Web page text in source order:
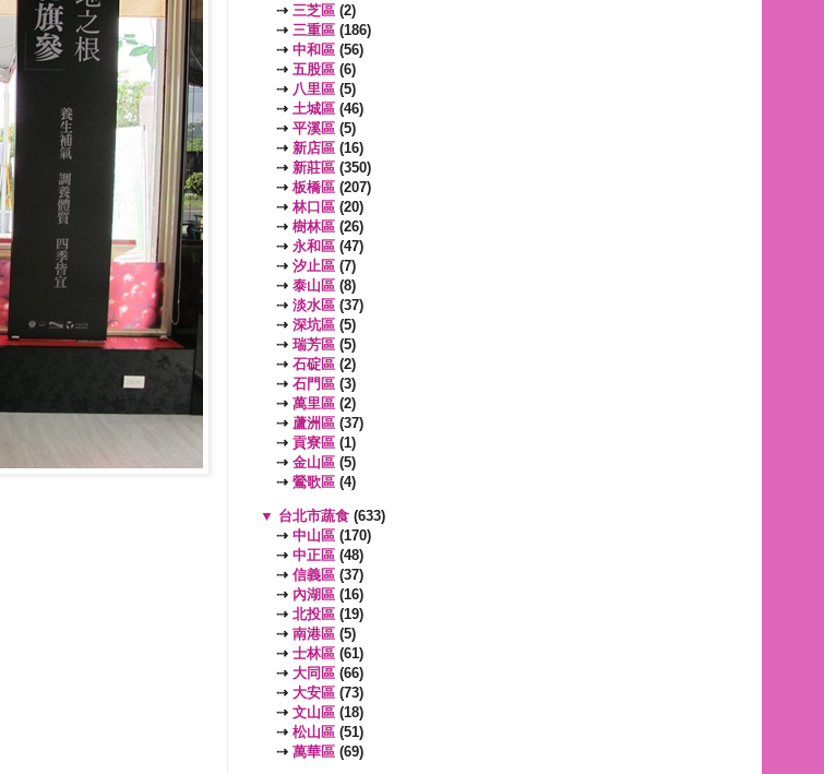
⇢ 三芝區 (2)
⇢ 三重區 (186)
⇢ 中和區 (56)
⇢ 五股區 (6)
⇢ 八里區 (5)
⇢ 土城區 (46)
⇢ 平溪區 (5)
⇢ 新店區 (16)
⇢ 新莊區 (350)
⇢ 板橋區 (207)
⇢ 林口區 (20)
⇢ 樹林區 (26)
⇢ 永和區 (47)
⇢ 汐止區 (7)
⇢ 泰山區 (8)
⇢ 淡水區 (37)
⇢ 深坑區 (5)
⇢ 瑞芳區 (5)
⇢ 石碇區 (2)
⇢ 石門區 (3)
⇢ 萬里區 (2)
⇢ 蘆洲區 (37)
⇢ 貢寮區 (1)
⇢ 金山區 (5)
⇢ 鶯歌區 (4)
▼ 台北市蔬食 (633)
⇢ 中山區 (170)
⇢ 中正區 (48)
⇢ 信義區 (37)
⇢ 內湖區 (16)
⇢ 北投區 (19)
⇢ 南港區 (5)
⇢ 士林區 (61)
⇢ 大同區 (66)
⇢ 大安區 (73)
⇢ 文山區 (18)
⇢ 松山區 (51)
⇢ 萬華區 (69)